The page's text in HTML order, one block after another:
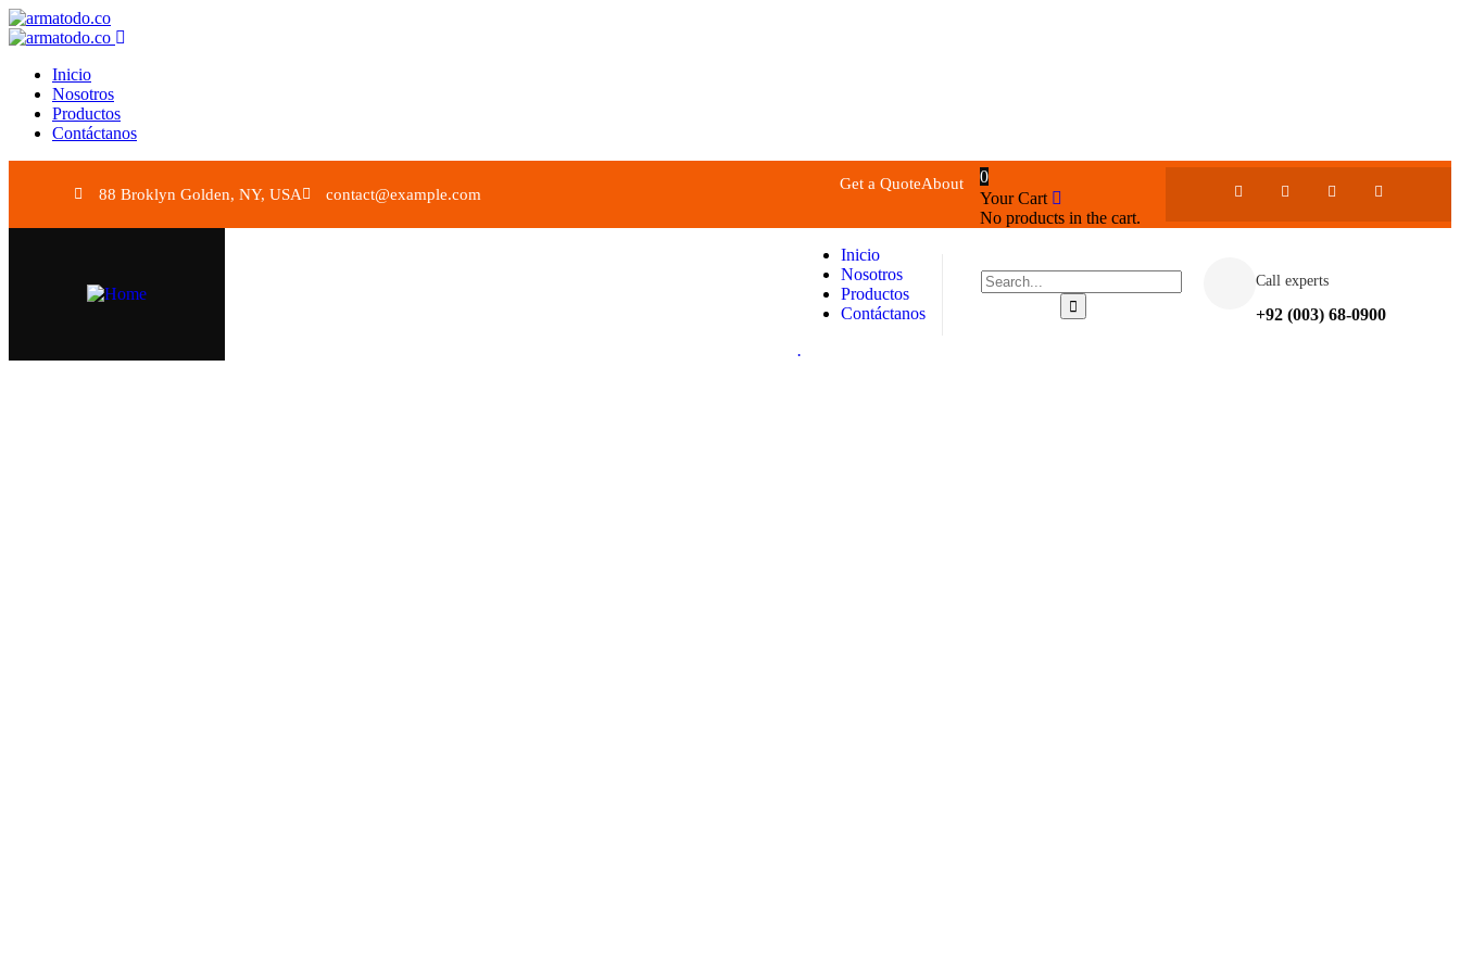
Inicio
Nosotros
Productos
Contáctanos
88 Broklyn Golden, NY, USA contact@example.com
Get a QuoteAbout
0
Your Cart
No products in the cart.
Inicio
Nosotros
Productos
Contáctanos
.
Call experts
+92 (003) 68-0900